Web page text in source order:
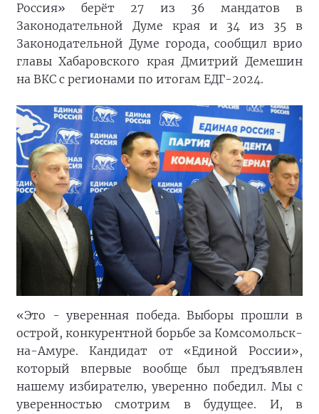
Россия» берёт 27 из 36 мандатов в
Законодательной Думе края и 34 из 35 в
Законодательной Думе города, сообщил врио
главы Хабаровского края Дмитрий Демешин
на ВКС с регионами по итогам ЕДГ-2024.
«Это - уверенная победа. Выборы прошли в
острой, конкурентной борьбе за Комсомольск-
на-Амуре. Кандидат от «Единой России»,
который впервые вообще был предъявлен
нашему избирателю, уверенно победил. Мы с
уверенностью смотрим в будущее. И, в